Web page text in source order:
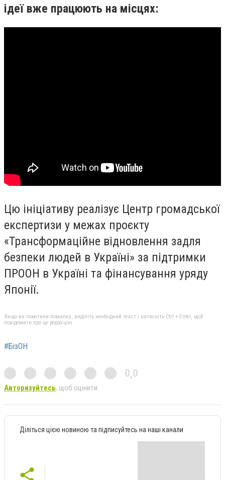
ідеї вже працюють на місцях:
Цю ініціативу реалізує Центр громадської
експертизи у межах проєкту
«Трансформаційне відновлення задля
безпеки людей в Україні» за підтримки
ПРООН в Україні та фінансування уряду
Японії.
Якщо ви помітили помилку, виділіть необхідний текст і натисніть Ctrl + Enter, щоб
повідомити про це редакцію
#БізОН
0,0
Авторизуйтесь, щоб оцінити
Діліться цією новиною та підписуйтесь на наші канали